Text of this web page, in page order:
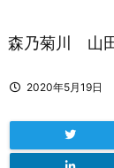
森乃菊川 山
2020年5月19日